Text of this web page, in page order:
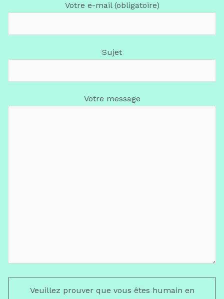
Votre e-mail (obligatoire)
Sujet
Votre message
Veuillez prouver que vous êtes humain en